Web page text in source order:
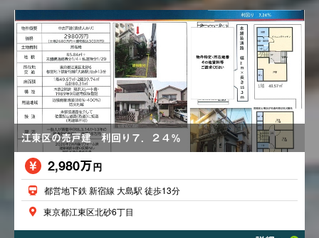
江東区の売戸建 利回り７．２４％
2,980万円
都営地下鉄 新宿線 大島駅 徒歩13分
東京都江東区北砂6丁目